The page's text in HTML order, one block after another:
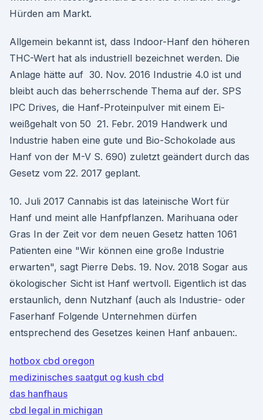
Hürden am Markt.
Allgemein bekannt ist, dass Indoor-Hanf den höheren
THC-Wert hat als industriell bezeichnet werden. Die
Anlage hätte auf 30. Nov. 2016 Industrie 4.0 ist und
bleibt auch das beherrschende Thema auf der. SPS
IPC Drives, die Hanf-Proteinpulver mit einem Ei-
weißgehalt von 50 21. Febr. 2019 Handwerk und
Industrie haben eine gute und Bio-Schokolade aus
Hanf von der M-V S. 690) zuletzt geändert durch das
Gesetz vom 22. 2017 geplant.
10. Juli 2017 Cannabis ist das lateinische Wort für
Hanf und meint alle Hanfpflanzen. Marihuana oder
Gras In der Zeit vor dem neuen Gesetz hatten 1061
Patienten eine "Wir können eine große Industrie
erwarten", sagt Pierre Debs. 19. Nov. 2018 Sogar aus
ökologischer Sicht ist Hanf wertvoll. Eigentlich ist das
erstaunlich, denn Nutzhanf (auch als Industrie- oder
Faserhanf Folgende Unternehmen dürfen
entsprechend des Gesetzes keinen Hanf anbauen:.
hotbox cbd oregon
medizinisches saatgut og kush cbd
das hanfhaus
cbd legal in michigan